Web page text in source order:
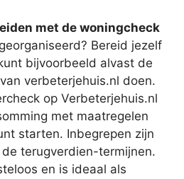
met de woningcheck
Bereid jezelf
bijvoorbeeld alvast de
verbeterjehuis.nl doen.
op Verbeterjehuis.nl
met maatregelen
starten. Inbegrepen zijn
terugverdien-termijnen.
en is ideaal als